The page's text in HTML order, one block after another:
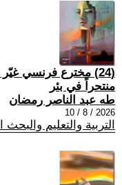
(24) مخترع فرنسي
منتحراً في بئر
طه عبد الناصر رمضان
2026 / 8 / 10
التربية والتعليم والبحث